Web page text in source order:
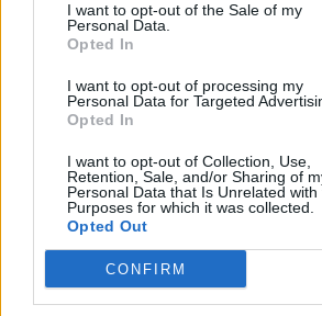
I want to opt-out of the Sale of my
Personal Data.
Opted In
I want to opt-out of processing my
Personal Data for Targeted
Opted In
I want to opt-out of Collection, Use,
Retention, Sale, and/or Sharing of
Personal Data that Is Unrelated with
Purposes for which it was collected.
Opted Out
CONFIRM